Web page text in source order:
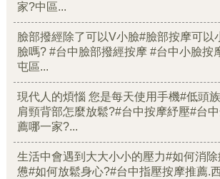
家?中區...
臉部撥經除了可以V小臉#臉部按摩可以
臉嗎? #台中臉部撥經按摩 #台中小臉按
屯區...
現代人的煩惱 您是每天使用手機#低頭族
肩頸背部怎麼放鬆?#台中按摩紓壓#台
薦哪一家?...
生活中會遇到大大小小的壓力#如何消除
憊#如何放鬆身心?#台中指壓按摩推薦.